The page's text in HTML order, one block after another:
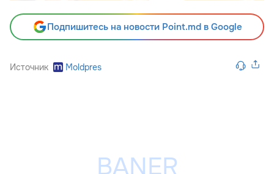
Подпишитесь на новости Point.md в Google
Источник Moldpres